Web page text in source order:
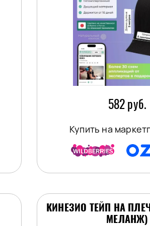
582 руб.
Купить на
КИНЕЗИО ТЕЙП НА
МЕЛАНЖ)